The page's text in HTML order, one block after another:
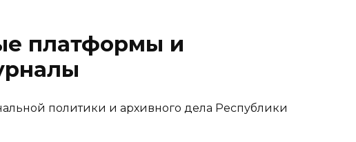
платформы и
политики и архивного дела Республики